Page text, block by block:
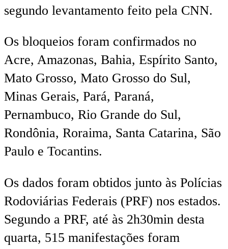
segundo levantamento feito pela CNN.
Os bloqueios foram confirmados no
Acre, Amazonas, Bahia, Espírito Santo,
Mato Grosso, Mato Grosso do Sul,
Minas Gerais, Pará, Paraná,
Pernambuco, Rio Grande do Sul,
Rondônia, Roraima, Santa Catarina, São
Paulo e Tocantins.
Os dados foram obtidos junto às Polícias
Rodoviárias Federais (PRF) nos estados.
Segundo a PRF, até às 2h30min desta
quarta, 515 manifestações foram